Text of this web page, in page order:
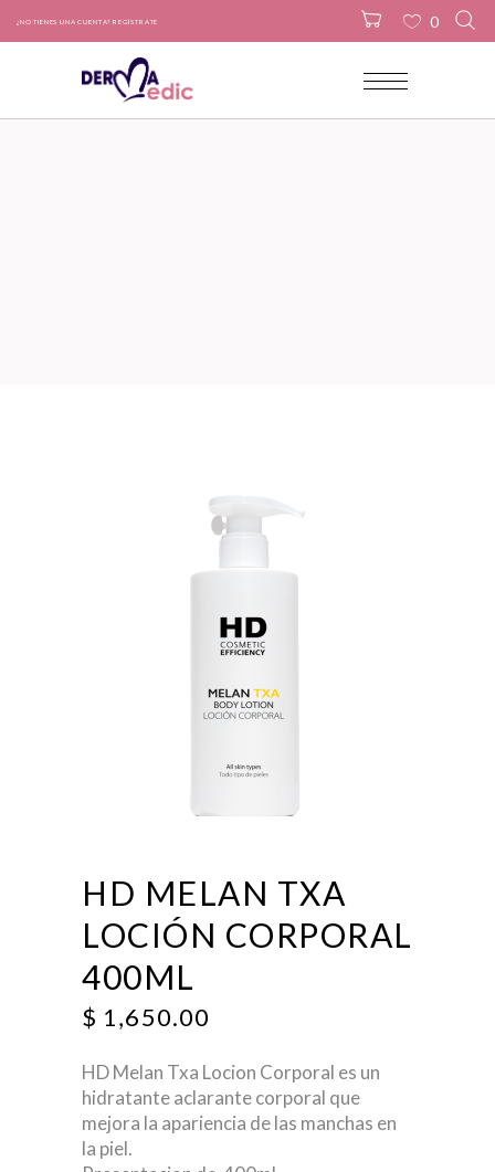
¿NO TIENES UNA CUENTA? REGÍSTRATE
No products in the cart.
0
HD MELAN TXA
LOCIÓN CORPORAL
400ML
$ 1,650.00
HD Melan Txa Locion Corporal es un
hidratante aclarante corporal que
mejora la apariencia de las manchas en
la piel.